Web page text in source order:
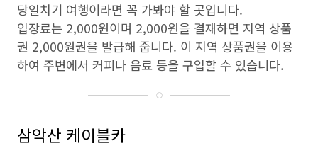
당일치기 여행이라면 꼭 가봐야 할 곳입니다.
입장료는 2,000원이며 2,000원을 결재하면 지역 상품
권 2,000원권을 발급해 줍니다. 이 지역 상품권을 이용
하여 주변에서 커피나 음료 등을 구입할 수 있습니다.
삼악산 케이블카